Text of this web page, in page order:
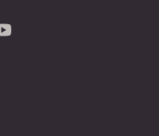
visite sur Facebook
nous sur Instagram
Abonnez-vous à notre